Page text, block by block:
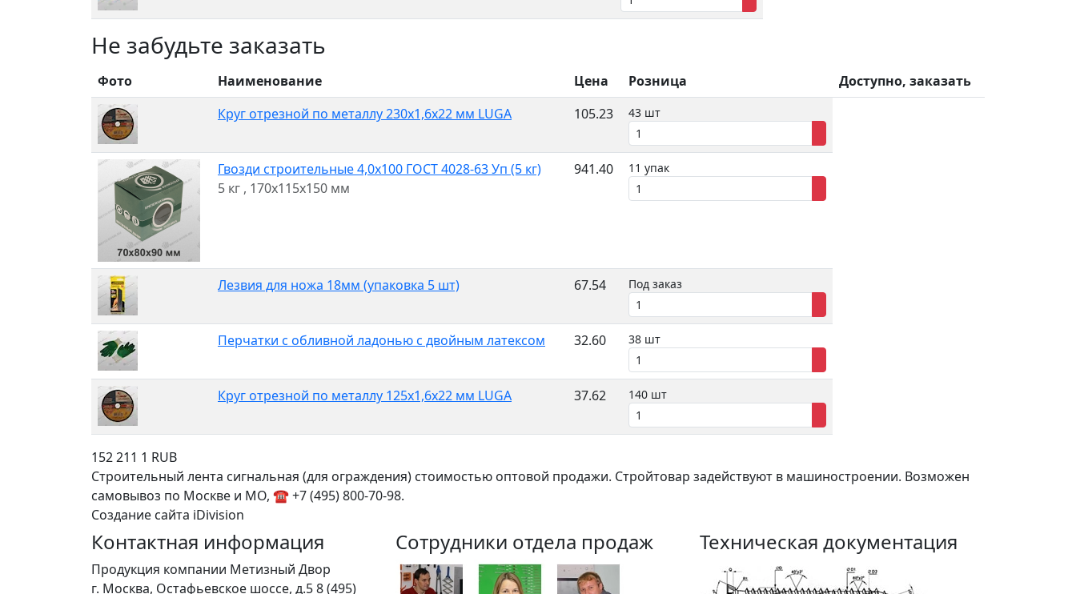
Не забудьте заказать
Фото Наименование Цена Розница
Доступно, заказать
Круг отрезной по металлу 230х1,6х22 мм LUGA
105.23 43 шт
Гвозди строительные 4,0x100 ГОСТ 4028-63 Уп (5 кг)
5 кг , 170x115x150 мм
941.40 11 упак
Лезвия для ножа 18мм (упаковка 5 шт) 67.54 Под заказ
Перчатки с обливной ладонью с двойным латексом 32.60 38 шт
Круг отрезной по металлу 125х1,6х22 мм LUGA 37.62 140 шт
152211 1 RUB
Строительный лента сигнальная (для ограждения) стоимостью оптовой продажи. Стройтовар задействуют в машиностроении. Возможен
самовывоз по Москве и МО, ☎ +7 (495) 800-70-98.
Создание сайта iDivision
Контактная информация
Продукция компании Метизный Двор
г. Москва, Остафьевское шоссе, д.58 (495)
Сотрудники отдела продаж Техническая документация